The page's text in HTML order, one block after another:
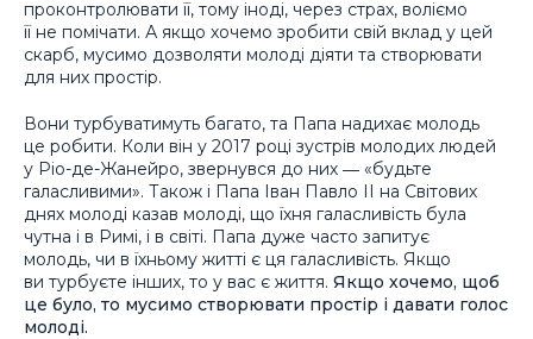
проконтролювати її, тому іноді, через страх, воліємо
її не помічати. А якщо хочемо зробити свій вклад у цей
скарб, мусимо дозволяти молоді діяти та створювати
для них простір.
Вони турбуватимуть багато, та Папа надихає молодь
це робити. Коли він у 2017 році зустрів молодих людей
у Ріо-де-Жанейро, звернувся до них ― «будьте
галасливими». Також і Папа Іван Павло ІІ на Світових
днях молоді казав молоді, що їхня галасливість була
чутна і в Римі, і в світі. Папа дуже часто запитує
молодь, чи в їхньому житті є ця галасливість. Якщо
ви турбуєте інших, то у вас є життя. Якщо хочемо, щоб
це було, то мусимо створювати простір і давати голос
молоді.